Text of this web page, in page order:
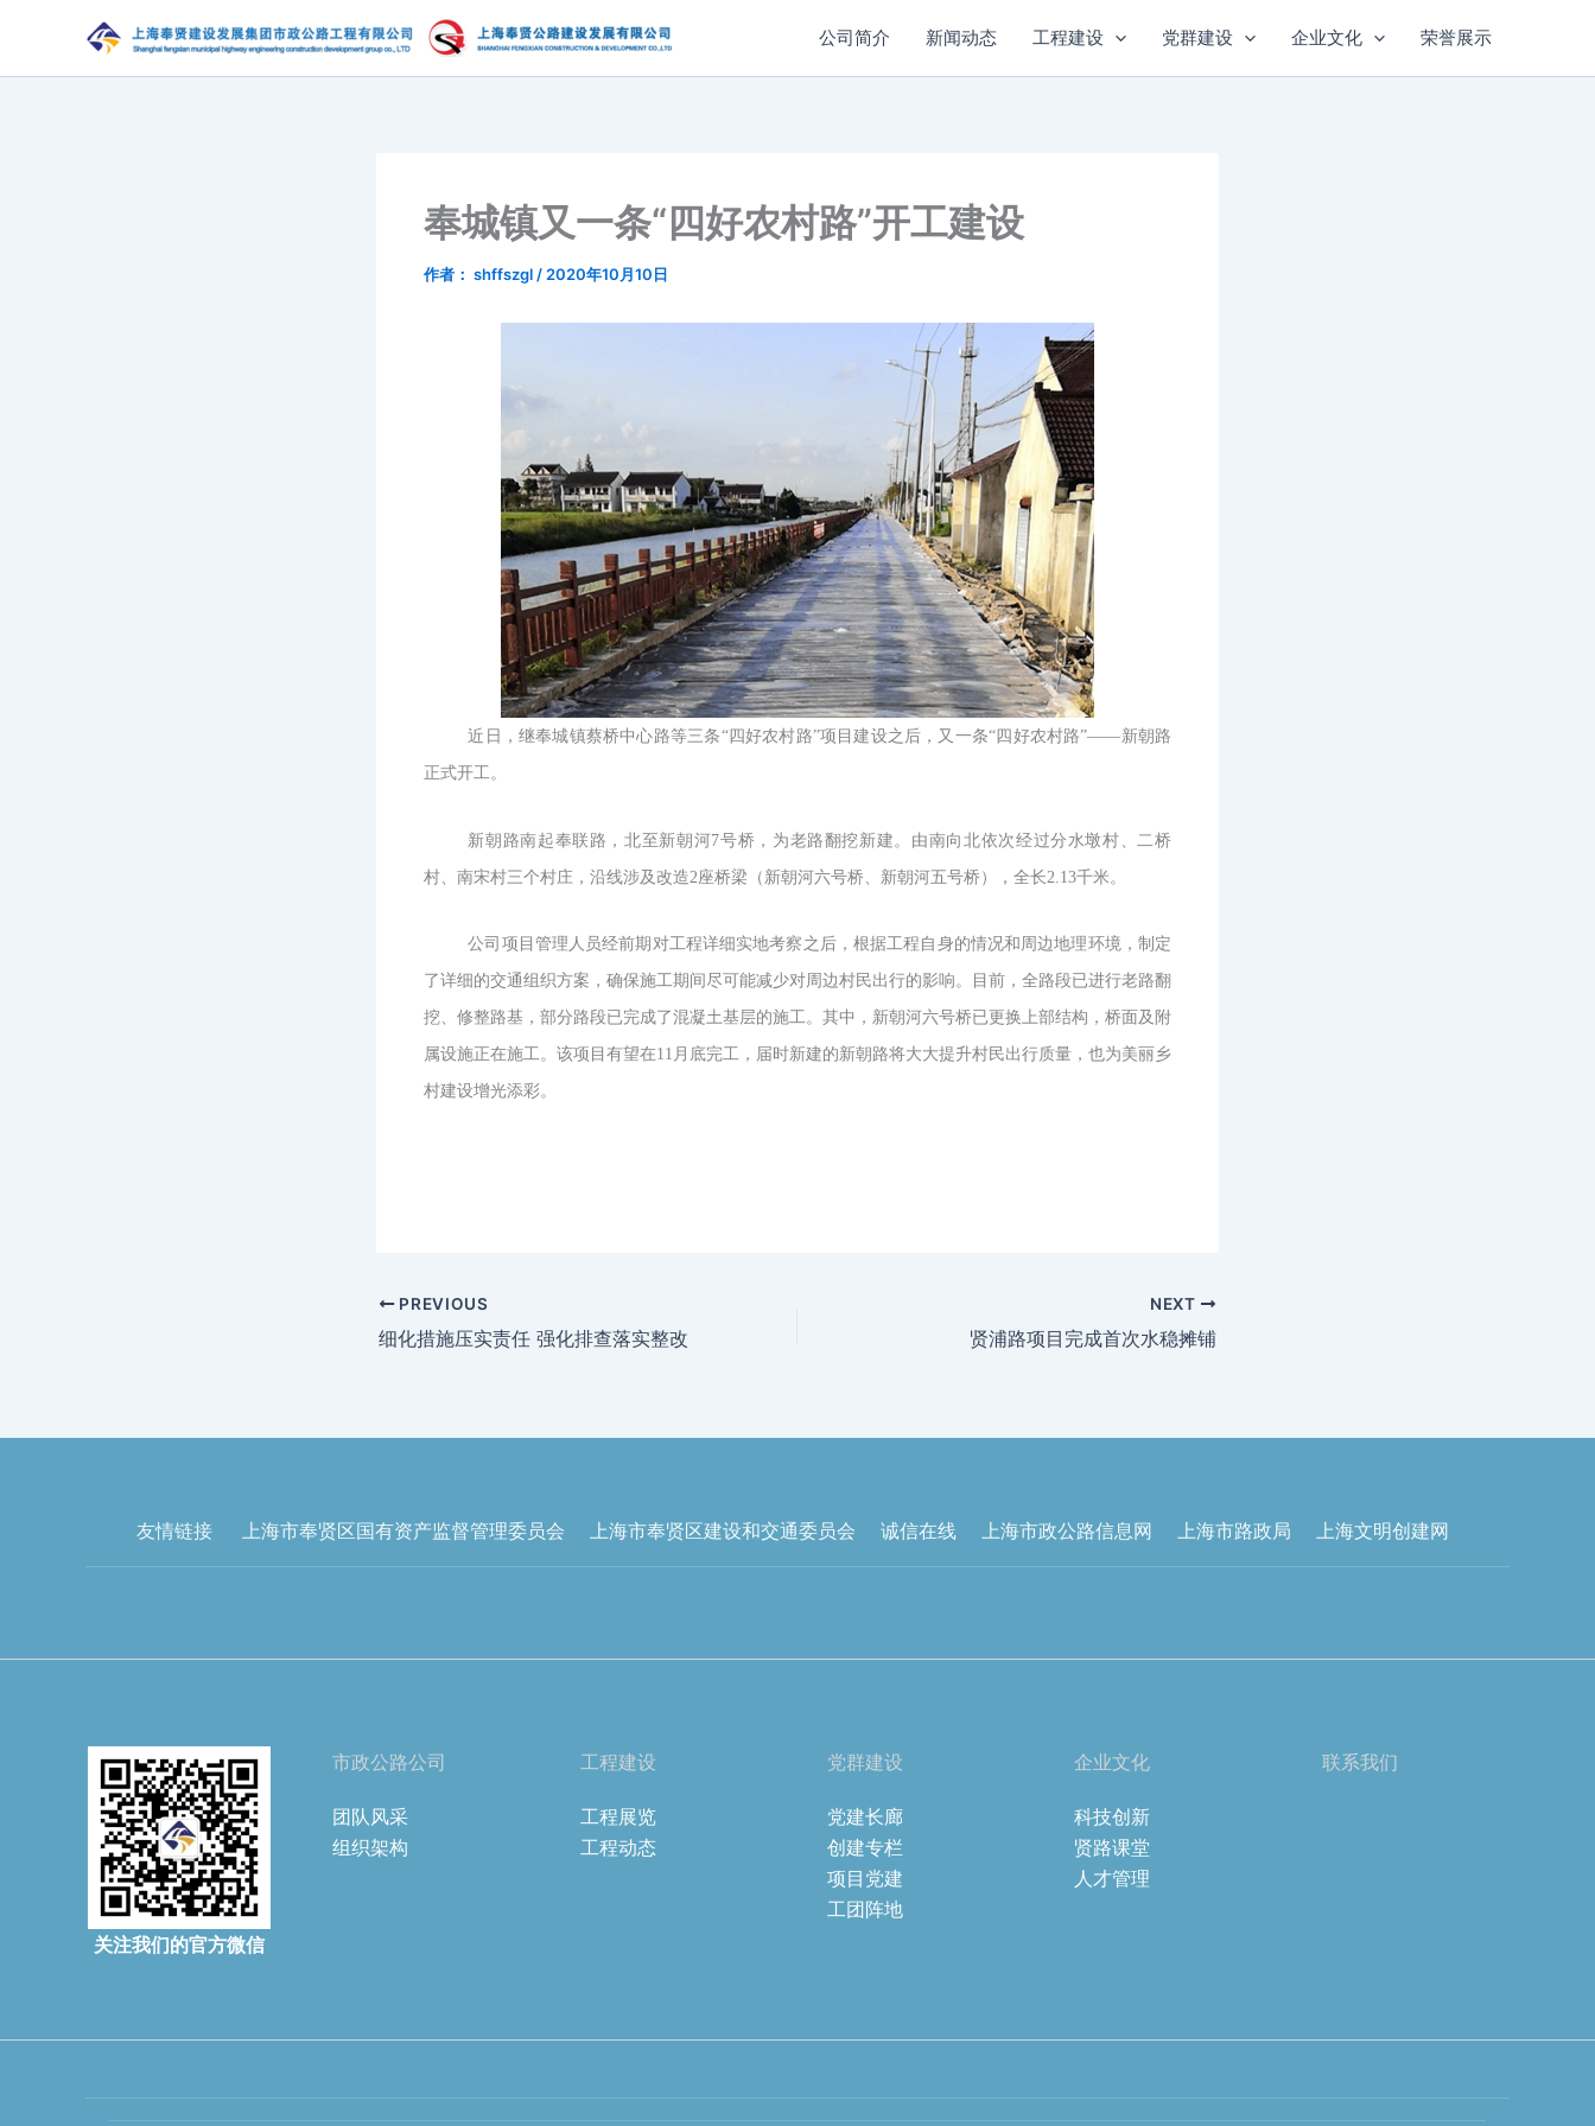
内
公司简介 新闻动态 工程建设 党群建设 企业文化 荣誉展示
奉城镇又一条“四好农村路”开工建设
作者： shffszgl / 2020年10月10日
近日，继奉城镇蔡桥中心路等三条“四好农村路”项目建设之后，又一条“四好农村路”——新朝路
正式开工。
新朝路南起奉联路，北至新朝河7号桥，为老路翻挖新建。由南向北依次经过分水墩村、二桥
村、南宋村三个村庄，沿线涉及改造2座桥梁（新朝河六号桥、新朝河五号桥），全长2.13千米。
公司项目管理人员经前期对工程详细实地考察之后，根据工程自身的情况和周边地理环境，制定
了详细的交通组织方案，确保施工期间尽可能减少对周边村民出行的影响。目前，全路段已进行老路翻
挖、修整路基，部分路段已完成了混凝土基层的施工。其中，新朝河六号桥已更换上部结构，桥面及附
属设施正在施工。该项目有望在11月底完工，届时新建的新朝路将大大提升村民出行质量，也为美丽乡
村建设增光添彩。
PREVIOUS
细化措施压实责任 强化排查落实整改
NEXT
贤浦路项目完成首次水稳摊铺
友情链接 上海市奉贤区国有资产监督管理委员会 上海市奉贤区建设和交通委员会 诚信在线 上海市政公路信息网 上海市路政局 上海文明创建网
关注我们的官方微信
市政公路公司
团队风采
组织架构
工程建设
工程展览
工程动态
党群建设
党建长廊
创建专栏
项目党建
工团阵地
企业文化
科技创新
贤路课堂
人才管理
联系我们